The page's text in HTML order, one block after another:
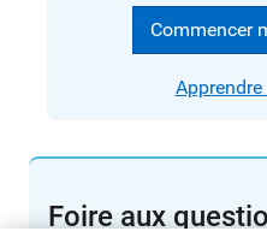
Commencer
Foire aux